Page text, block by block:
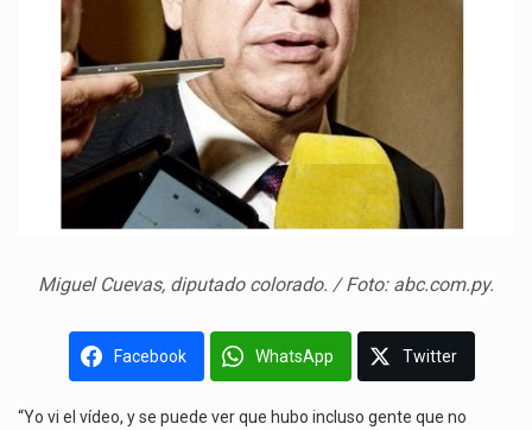
Miguel Cuevas, diputado colorado. / Foto: abc.com.py.
Facebook WhatsApp Twitter
“Yo vi el vídeo, y se puede ver que hubo incluso gente que no